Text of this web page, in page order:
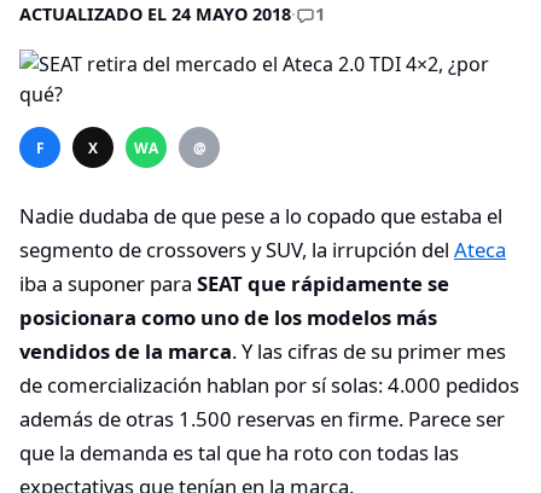
ACTUALIZADO EL 24 MAYO 2018· 1
F X WA @
Nadie dudaba de que pese a lo copado que estaba el
segmento de crossovers y SUV, la irrupción del Ateca
iba a suponer para SEAT que rápidamente se
posicionara como uno de los modelos más
vendidos de la marca. Y las cifras de su primer mes
de comercialización hablan por sí solas: 4.000 pedidos
además de otras 1.500 reservas en firme. Parece ser
que la demanda es tal que ha roto con todas las
expectativas que tenían en la marca.